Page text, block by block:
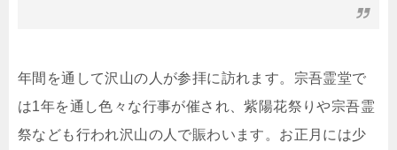
年間を通して沢山の人が参拝に訪れます。宗吾霊堂で
は1年を通し色々な行事が催され、紫陽花祭りや宗吾霊
祭なども行われ沢山の人で賑わいます。お正月には少